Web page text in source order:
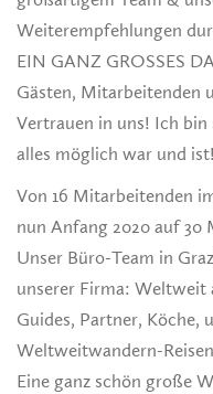
Weiterempfehlungen
EIN GANZ GROSSES
Gästen, Mitarbeitenden
Vertrauen in uns! Ich
alles möglich war und ist!
Von 16 Mitarbeitenden
nun Anfang 2020 auf 30
Unser Büro-Team in
unserer Firma: Weltweit
Guides, Partner, Köche,
Weltweitwandern-
Eine ganz schön große